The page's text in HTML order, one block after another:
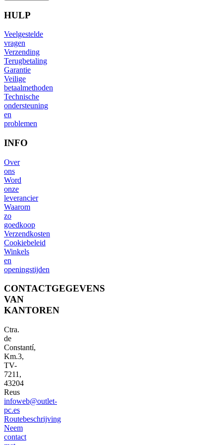
HULP
Veelgestelde
vragen
Verzending
Terugbetaling
Garantie
Veilige
betaalmethoden
Technische
ondersteuning
en
problemen
INFO
Over
ons
Word
onze
leverancier
Waarom
zo
goedkoop
Verzendkosten
Cookiebeleid
Winkels
en
openingstijden
CONTACTGEGEVENS
VAN
KANTOREN
Ctra.
de
Constantí,
Km.3,
TV-
7211,
43204
Reus
infoweb@outlet-
pc.es
Routebeschrijving
Neem
contact